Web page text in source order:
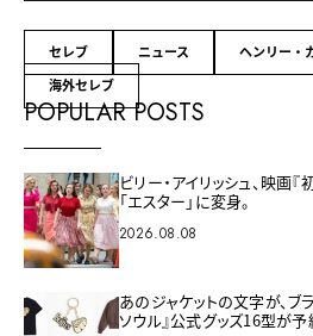
セレブ ニュース ヘンリー・
海外セレブ
POPULAR POSTS
ビリー・アイリッシュ、映画
「エスター」に変身。
2026.08.08
あのジャケットの文字が、ブ
ソウル』公式グッズ16型が